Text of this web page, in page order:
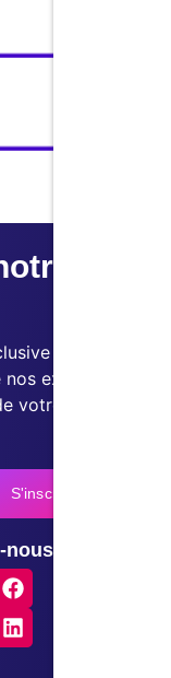
et
experts
votre
S'inscrire
nous